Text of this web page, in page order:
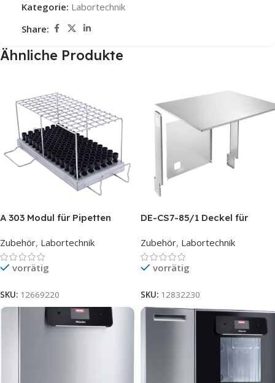
Kategorie: Labortechnik
Share:
Ähnliche Produkte
A 303 Modul für Pipetten
Zubehör, Labortechnik
vorrätig
SKU: 12669220
DE-CS7-85/1 Deckel für
Zubehör, Labortechnik
vorrätig
SKU: 12832230